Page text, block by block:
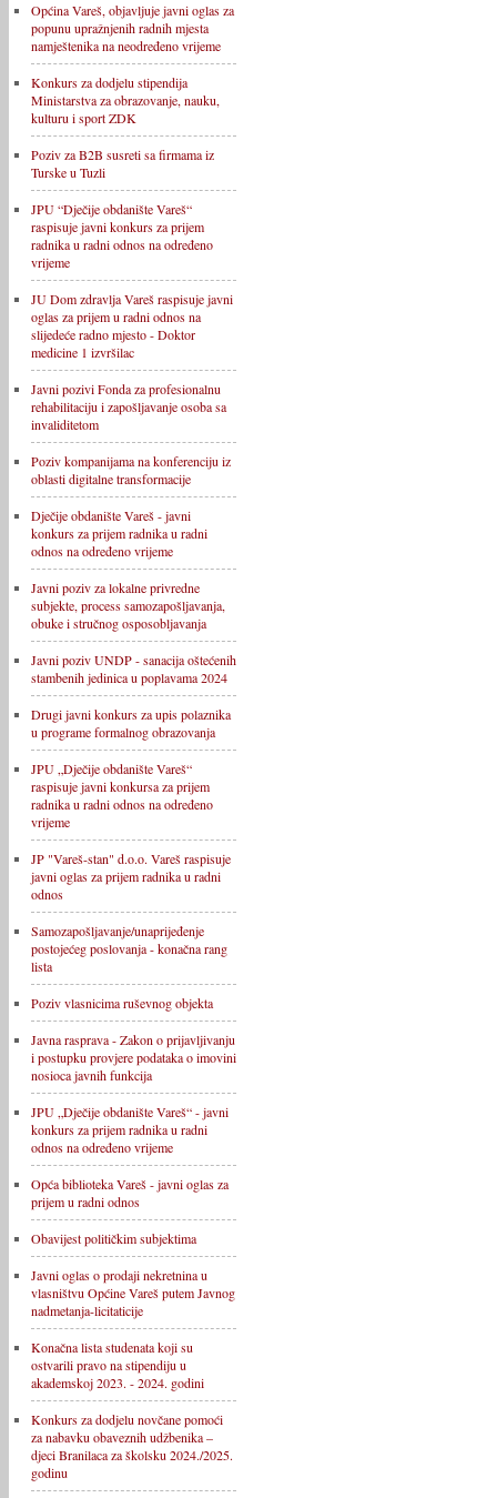
Općina Vareš, objavljuje javni oglas za
popunu upražnjenih radnih mjesta
namještenika na neodređeno vrijeme
Konkurs za dodjelu stipendija
Ministarstva za obrazovanje, nauku,
kulturu i sport ZDK
Poziv za B2B susreti sa firmama iz
Turske u Tuzli
JPU “Dječije obdanište Vareš“
raspisuje javni konkurs za prijem
radnika u radni odnos na određeno
vrijeme
JU Dom zdravlja Vareš raspisuje javni
oglas za prijem u radni odnos na
slijedeće radno mjesto - Doktor
medicine 1 izvršilac
Javni pozivi Fonda za profesionalnu
rehabilitaciju i zapošljavanje osoba sa
invaliditetom
Poziv kompanijama na konferenciju iz
oblasti digitalne transformacije
Dječije obdanište Vareš - javni
konkurs za prijem radnika u radni
odnos na određeno vrijeme
Javni poziv za lokalne privredne
subjekte, process samozapošljavanja,
obuke i stručnog osposobljavanja
Javni poziv UNDP - sanacija oštećenih
stambenih jedinica u poplavama 2024
Drugi javni konkurs za upis polaznika
u programe formalnog obrazovanja
JPU „Dječije obdanište Vareš“
raspisuje javni konkursa za prijem
radnika u radni odnos na određeno
vrijeme
JP "Vareš-stan" d.o.o. Vareš raspisuje
javni oglas za prijem radnika u radni
odnos
Samozapošljavanje/unaprijeđenje
postojećeg poslovanja - konačna rang
lista
Poziv vlasnicima ruševnog objekta
Javna rasprava - Zakon o prijavljivanju
i postupku provjere podataka o imovini
nosioca javnih funkcija
JPU „Dječije obdanište Vareš“ - javni
konkurs za prijem radnika u radni
odnos na određeno vrijeme
Opća biblioteka Vareš - javni oglas za
prijem u radni odnos
Obavijest političkim subjektima
Javni oglas o prodaji nekretnina u
vlasništvu Općine Vareš putem Javnog
nadmetanja-licitaticije
Konačna lista studenata koji su
ostvarili pravo na stipendiju u
akademskoj 2023. - 2024. godini
Konkurs za dodjelu novčane pomoći
za nabavku obaveznih udžbenika –
djeci Branilaca za školsku 2024./2025.
godinu